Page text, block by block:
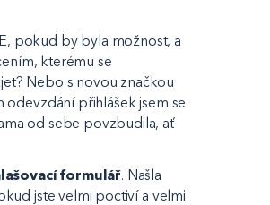
pokud by byla možnost, a
kterému se
Nebo s novou značkou
přihlášek jsem se
od sebe povzbudila, ať
formulář. Našla
jste velmi poctiví a velmi